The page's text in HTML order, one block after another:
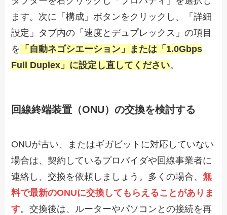
ます。次に「構成」ボタンをクリックし、「詳細
設定」タブ内の「速度とデュプレックス」の項目
を 「自動ネゴシエーション」または「1.0Gbps
Full Duplex」に設定し直してください。
回線終端装置（ONU）の交換を検討する
ONUが古い、またはギガビットに対応していない
場合は、契約しているプロバイダや回線事業者に
連絡し、交換を依頼しましょう。多くの場合、無
料で最新のONUに交換してもらえることがありま
す。交換後は、ルーターやパソコンとの接続を再